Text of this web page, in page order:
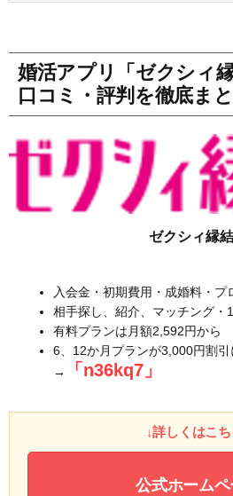
婚活アプリ「ゼクシィ
口コミ・評判を徹底まと
ゼクシィ縁
入会金・初期費用・成婚料・
相手探し、紹介、マッチング・
有料プランは月額2,592円から
6、12か月プランが3,000円割
→
「n36kq7」
↓詳しくはこち
公式ホーム